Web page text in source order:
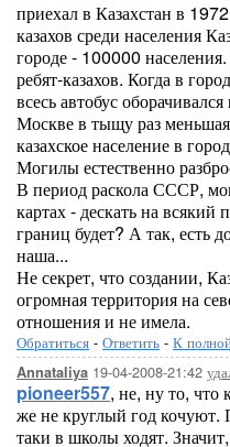
приехал в Казахстан в
казахов среди населения
городе - 100000
ребят-казахов. Когда в
всесь автобус
Москве в тыщу раз
казахское население в
Могилы естественно
В период раскола СССР,
картах - дескать на
границ будет? А так, есть
наша...
Не секрет, что создании,
огромная территория на
отношения и не имела.
Обратиться - Ответить - К
Annataliya 19-04-2008-21:42
pioneer557, не, ну то, что
же не круглый год кочуют.
таки в школы ходят.